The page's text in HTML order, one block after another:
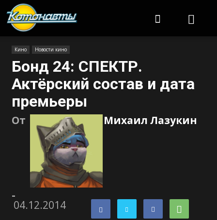
Кино Новости кино
Бонд 24: СПЕКТР.
Актёрский состав и дата
премьеры
От Михаил Лазукин
-
04.12.2014